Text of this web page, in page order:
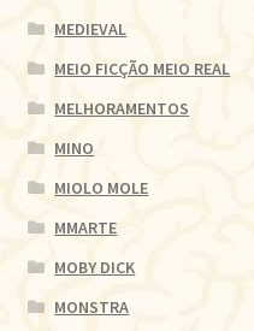
MEDIEVAL
MEIO FICÇÃO MEIO REAL
MELHORAMENTOS
MINO
MIOLO MOLE
MMARTE
MOBY DICK
MONSTRA